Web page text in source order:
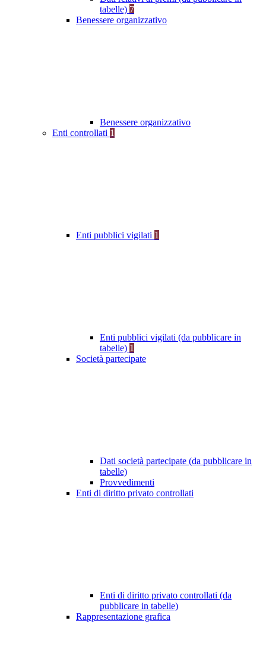
tabelle) 7
Benessere organizzativo
Benessere organizzativo
Enti controllati 1
Enti pubblici vigilati 1
Enti pubblici vigilati (da pubblicare in
tabelle) 1
Società partecipate
Dati società partecipate (da pubblicare in
tabelle)
Provvedimenti
Enti di diritto privato controllati
Enti di diritto privato controllati (da
pubblicare in tabelle)
Rappresentazione grafica